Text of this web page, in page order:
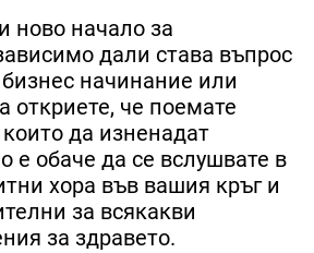
ново начало за
дали става въпрос
начинание или
откриете, че поемате
да изненадат
е обаче да се вслушвате в
хора във вашия кръг и
за всякакви
за здравето.